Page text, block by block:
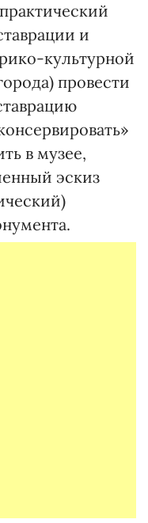
и
культурной
провести
в музее,
эскиз